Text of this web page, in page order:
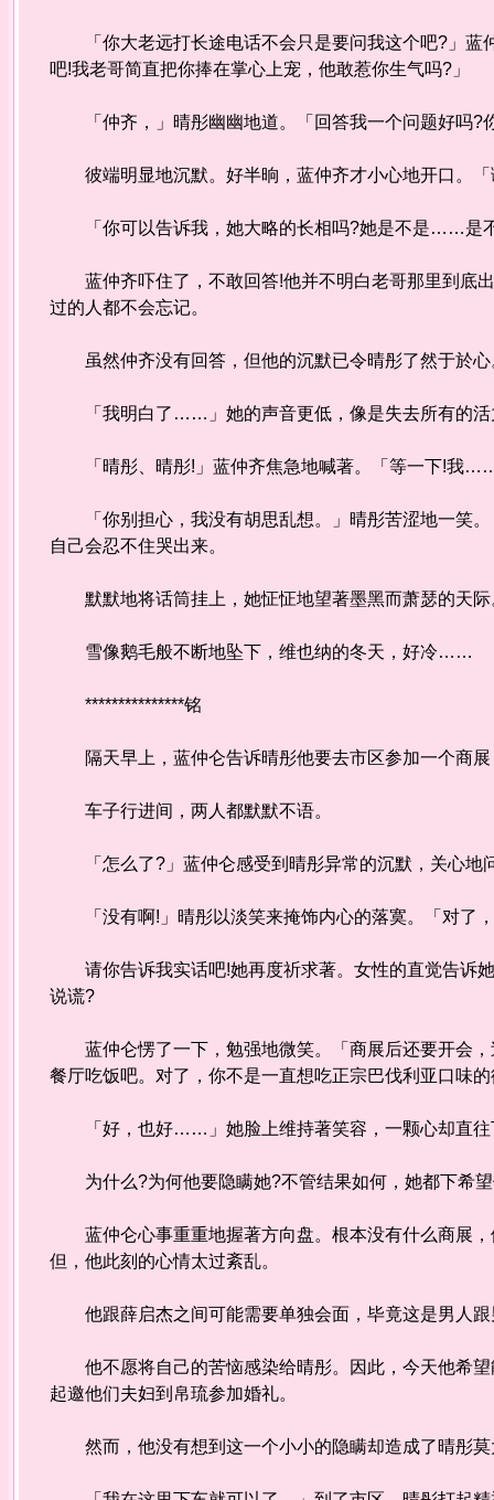
「你大老远打长途电话不会只是要问我这个吧?」蓝
吧!我老哥简直把你捧在掌心上宠，他敢惹你生气吗?」
「仲齐，」晴彤幽幽地道。「回答我一个问题好吗?
彼端明显地沉默。好半晌，蓝仲齐才小心地开口。
「你可以告诉我，她大略的长相吗?她是不是……是不
蓝仲齐吓住了，不敢回答!他并不明白老哥那里到底
过的人都不会忘记。
虽然仲齐没有回答，但他的沉默已令晴彤了然于於心
「我明白了……」她的声音更低，像是失去所有的活
「晴彤、晴彤!」蓝仲齐焦急地喊著。「等一下!我
「你别担心，我没有胡思乱想。」晴彤苦涩地一笑。
自己会忍不住哭出来。
默默地将话筒挂上，她怔怔地望著墨黑而萧瑟的天际
雪像鹅毛般不断地坠下，维也纳的冬天，好冷……
***************铭
隔天早上，蓝仲仑告诉晴彤他要去市区参加一个商展
车子行进间，两人都默默不语。
「怎么了?」蓝仲仑感受到晴彤异常的沉默，关心地
「没有啊!」晴彤以淡笑来掩饰内心的落寞。「对了
请你告诉我实话吧!她再度祈求著。女性的直觉告诉她
说谎?
蓝仲仑愣了一下，勉强地微笑。「商展后还要开会，
餐厅吃饭吧。对了，你不是一直想吃正宗巴伐利亚口味
「好，也好……」她脸上维持著笑容，一颗心却直
为什么?为何他要隐瞒她?不管结果如何，她都下希望
蓝仲仑心事重重地握著方向盘。根本没有什么商展，
但，他此刻的心情太过紊乱。
他跟薛启杰之间可能需要单独会面，毕竟这是男人跟
他不愿将自己的苦恼感染给晴彤。因此，今天他希望
起邀他们夫妇到帛琉参加婚礼。
然而，他没有想到这一个小小的隐瞒却造成了晴彤